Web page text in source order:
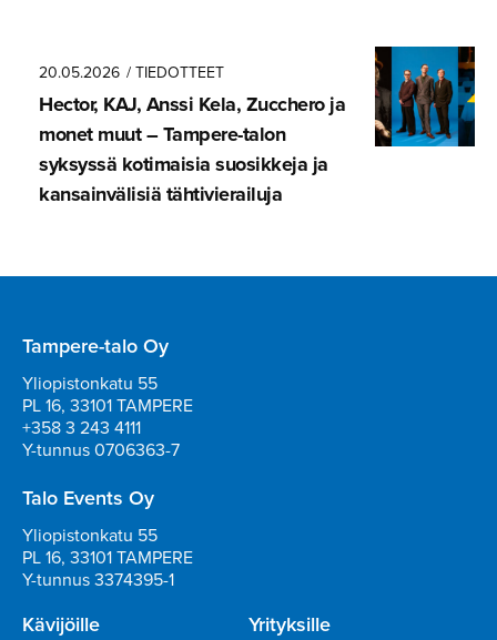
20.05.2026 / TIEDOTTEET
Hector, KAJ, Anssi Kela, Zucchero ja
monet muut – Tampere-talon
syksyssä kotimaisia suosikkeja ja
kansainvä­lisiä tähtivie­railuja
Tampere-talo Oy
Yliopistonkatu 55
PL 16, 33101 TAMPERE
+358 3 243 4111
Y-tunnus 0706363-7
Talo Events Oy
Yliopistonkatu 55
PL 16, 33101 TAMPERE
Y-tunnus 3374395-1
Kävijöille Yrityksille